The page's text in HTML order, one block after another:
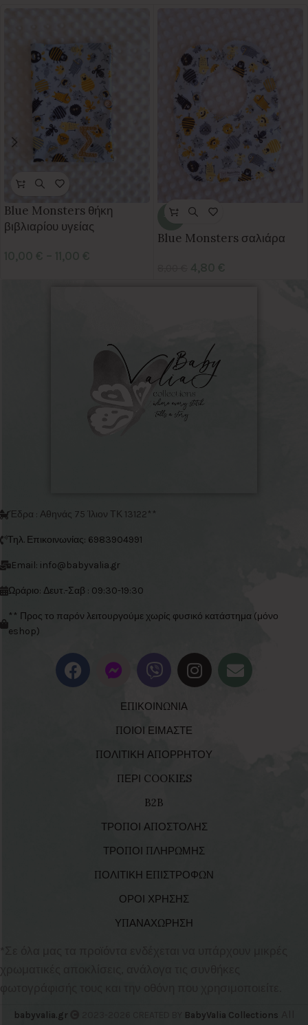
Blue Monsters θήκη
βιβλιαρίου υγείας
-40%
Blue Monsters σαλιάρα
Έδρα : Αθηνάς 75 Ίλιον ΤΚ 13122**
Τηλ. Επικοινωνίας: 6983904991
Email: info@babyvalia.gr
Ωράριο: Δευτ.-Σαβ : 09:30-19:30
** Προς το παρόν λειτουργούμε χωρίς φυσικό κατάστημα (μόνο
eshop)
ΕΠΙΚΟΙΝΩΝΙΑ
ΠΟΙΟΙ ΕΙΜΑΣΤΕ
ΠΟΛΙΤΙΚΗ ΑΠΟΡΡΗΤΟΥ
ΠΕΡΙ COOKIES
B2B
ΤΡΟΠΟΙ ΑΠΟΣΤΟΛΗΣ
ΤΡΟΠΟΙ ΠΛΗΡΩΜΗΣ
ΠΟΛΙΤΙΚΗ ΕΠΙΣΤΡΟΦΩΝ
ΟΡΟΙ ΧΡΗΣΗΣ
ΥΠΑΝΑΧΩΡΗΣΗ
χρωματικές αποκλίσεις, ανάλογα τις συνθήκες
φωτογράφισής τους και την οθόνη που χρησιμοποιείτε.
babyvalia.gr BabyValia Collections